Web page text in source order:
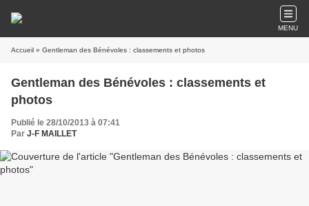
MENU
Accueil » Gentleman des Bénévoles : classements et photos
Gentleman des Bénévoles : classements et
photos
Publié le 28/10/2013 à 07:41
Par J-F MAILLET